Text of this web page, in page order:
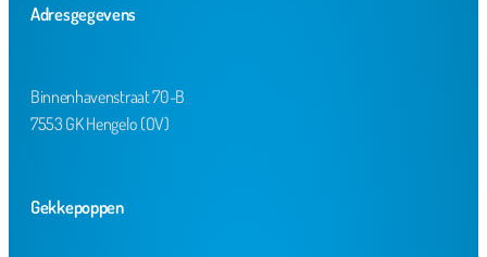
Adresgegevens
Binnenhavenstraat 70-B
7553 GK Hengelo (OV)
Gekkepoppen